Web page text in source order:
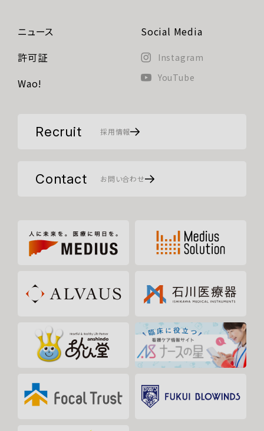
ニュース
許可証
Wao!
Social Media
Instagram
YouTube
Recruit 採用情報
Contact お問い合わせ